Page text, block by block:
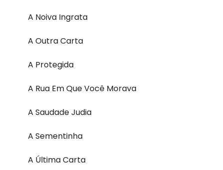
A Noiva Ingrata
A Outra Carta
A Protegida
A Rua Em Que Você Morava
A Saudade Judia
A Sementinha
A Última Carta